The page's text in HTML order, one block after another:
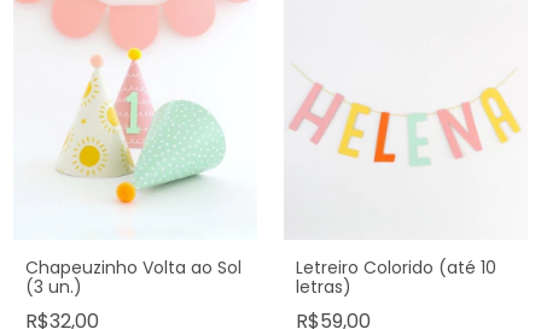
Chapeuzinho Volta ao Sol
(3 un.)
R$32,00
Letreiro Colorido (até 10
letras)
R$59,00